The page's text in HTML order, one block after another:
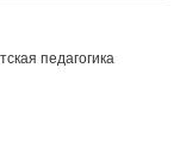
педагогика